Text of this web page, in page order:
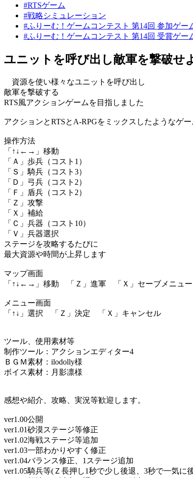
#RTSゲーム
#戦略シミュレーション
#ふりーむ！ゲームコンテスト 第14回 参加ゲー
#ふりーむ！ゲームコンテスト 第14回 受賞ゲー
ユニットを呼び出し敵軍を撃破せ
資源を使い様々なユニットを呼び出し
敵軍を撃破する
RTS風アクションゲームを目指しました
アクションとRTSとA-RPGをミックスしたようなゲ
操作方法
「↑↓←→」移動
「Ａ」歩兵（コスト1）
「Ｓ」騎兵（コスト3）
「Ｄ」弓兵（コスト2）
「Ｆ」盾兵（コスト2）
「Ｚ」攻撃
「Ｘ」補給
「Ｃ」兵器（コスト10）
「Ｖ」兵器選択
ステージを攻略するたびに
最大資源や時間が上昇します
マップ画面
「↑↓←→」移動 「Ｚ」進軍 「Ｘ」セーブメニュー
メニュー画面
「↑↓」選択 「Ｚ」決定 「Ｘ」キャンセル
ツール、使用素材等
制作ツール：アクションエディター4
ＢＧＭ素材：ilodolly様
ボイス素材：月影凛様
感想や紹介、攻略、実況等歓迎します。
ver1.00公開
ver1.01砂漠ステージ等修正
ver1.02海戦ステージ等追加
ver1.03一部わかりやすく修正
ver1.04バランス修正、1ステージ追加
ver1.05騎兵等(Ｚ長押し1秒で少し後退、3秒で一気に